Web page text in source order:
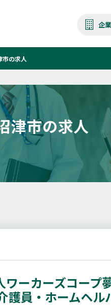
企
市の求人
津市の求人
ワーカーズコー
護員・ホームヘ